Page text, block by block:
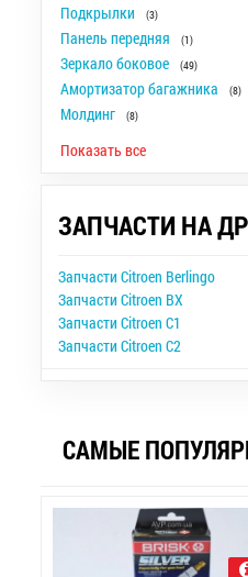
Подкрылки (3)
Панель передняя (1)
Зеркало боковое (49)
Амортизатор багажника (8)
Молдинг (8)
Показать все
ЗАПЧАСТИ НА
Запчасти Citroen Berlingo
Запчасти Citroen BX
Запчасти Citroen C1
Запчасти Citroen C2
САМЫЕ